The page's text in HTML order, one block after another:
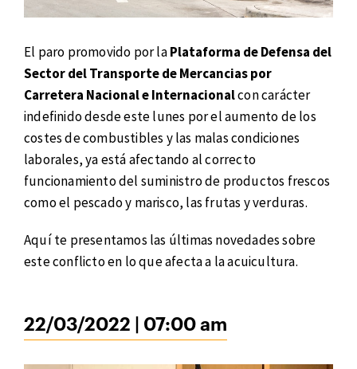
El paro promovido por laPlataforma de Defensa del
Sector del Transporte de Mercancias por
Carretera Nacional e Internacionalcon carácter
indefinido desde este lunes por el aumento de los
costes de combustibles y las malas condiciones
laborales, ya está afectando al correcto
funcionamiento del suministro de productos frescos
como el pescado y marisco, las frutas y verduras.
Aquí te presentamos las últimas novedades sobre
este conflicto en lo que afecta a la acuicultura.
22/03/2022 | 07:00 am